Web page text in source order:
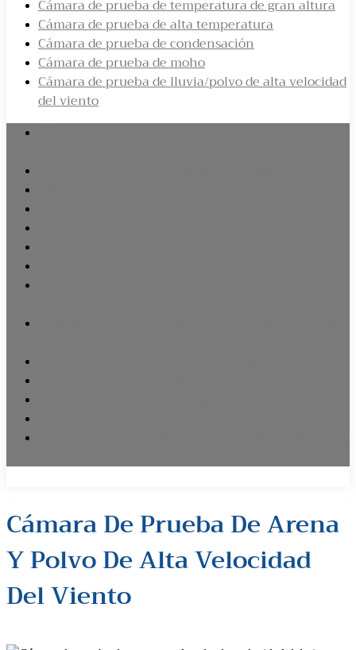
Cámara de prueba de temperatura de gran altura
Cámara de prueba de alta temperatura
Cámara de prueba de condensación
Cámara de prueba de moho
Cámara de prueba de lluvia/polvo de alta velocidad
del viento
Cámara De Prueba De Arena
Y Polvo De Alta Velocidad
Del Viento